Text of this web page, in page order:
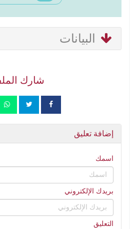
البيانات
شارك
إضافة تعليق
اسمك
بريدك الإلكتروني
التعليق